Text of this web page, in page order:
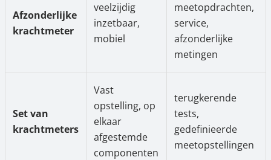
Afzonderlijke
krachtmeter
veelzijdig
inzetbaar,
mobiel
meetopdrachten,
service,
afzonderlijke
metingen
Set van
krachtmeters
Vast
opstelling, op
elkaar
afgestemde
componenten
terugkerende
tests,
gedefinieerde
meetopstellingen